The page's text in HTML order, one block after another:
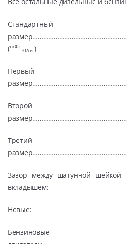
Стандартный
(о/0гг.0/(иг)
Первый
Второй
Третий
Зазор между шатунной шейкой
вкладышем:
Новые:
Бензиновые